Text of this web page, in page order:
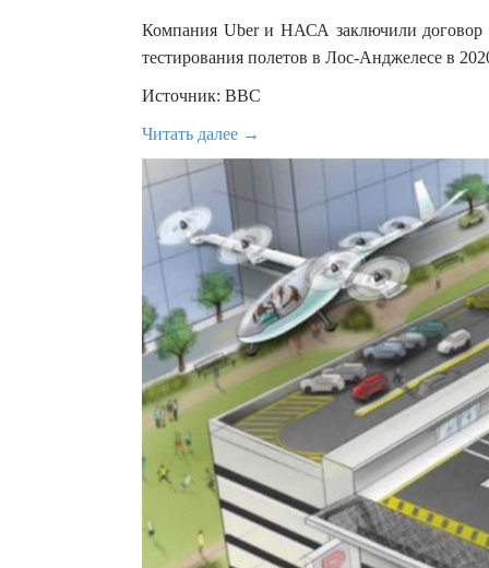
Компания Uber и НАСА заключили договор
тестирования полетов в Лос-Анджелесе в
Источник: BBC
Читать далее →